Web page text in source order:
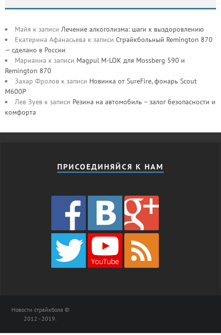
Майя к записи Лечение алкоголизма: шаги к выздоровлению
Екатерина Афанасьева к записи Страйкбольный Remington 870
— сделано в России
Марианна к записи Magpul M-LOK для Mossberg 590 и
Remington 870
Захар Фролов к записи Новинка от SureFire, фонарь Scout
M600P
Лев Зуев к записи Резина на автомобиль – залог безопасности и
комфорта
ПРИСОЕДИНЯЙСЯ К НАМ
Новости страйкбола ©
2012 - 2019.